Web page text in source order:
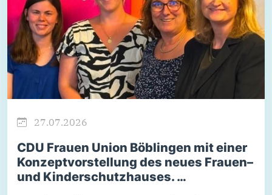
27.07.2026
CDU Frauen Union Böblingen mit einer
Konzeptvorstellung des neues Frauen–
und Kinderschutzhauses. …